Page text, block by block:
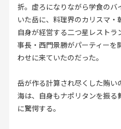
折。虚ろになりながら学食のバ
いた岳に、料理界のカリスマ・
自身が経営する二つ星レスト
事長・西門景勝がパーティーを
わせに来ていたのだった。
岳が作る計算され尽くした賄
海は、自身もナポリタンを振
に驚愕する。